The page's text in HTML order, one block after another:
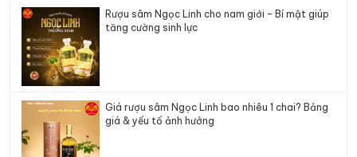
Rượu sâm Ngọc Linh cho nam giới – Bí mật giúp
tăng cường sinh lực
Giá rượu sâm Ngọc Linh bao nhiêu 1 chai? Bảng
giá & yếu tố ảnh hưởng